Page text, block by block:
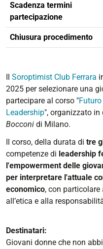
Scadenza termini
partecipazione
Chiusura procedimento
Il Soroptimist Club Ferrara
2025 per selezionare una
partecipare al corso "
Leadership", organizzato
Bocconi di Milano.
Il corso, della durata di tre
competenze di leadership
l'empowerment delle
per interpretare l'attuale
economico, con
all’etica e alla
Destinatari:
Giovani donne che non